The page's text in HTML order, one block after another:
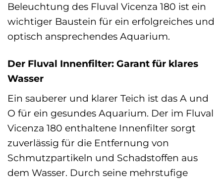
Beleuchtung des Fluval Vicenza 180 ist ein
wichtiger Baustein für ein erfolgreiches und
optisch ansprechendes Aquarium.
Der Fluval Innenfilter: Garant für klares
Wasser
Ein sauberer und klarer Teich ist das A und
O für ein gesundes Aquarium. Der im Fluval
Vicenza 180 enthaltene Innenfilter sorgt
zuverlässig für die Entfernung von
Schmutzpartikeln und Schadstoffen aus
dem Wasser. Durch seine mehrstufige